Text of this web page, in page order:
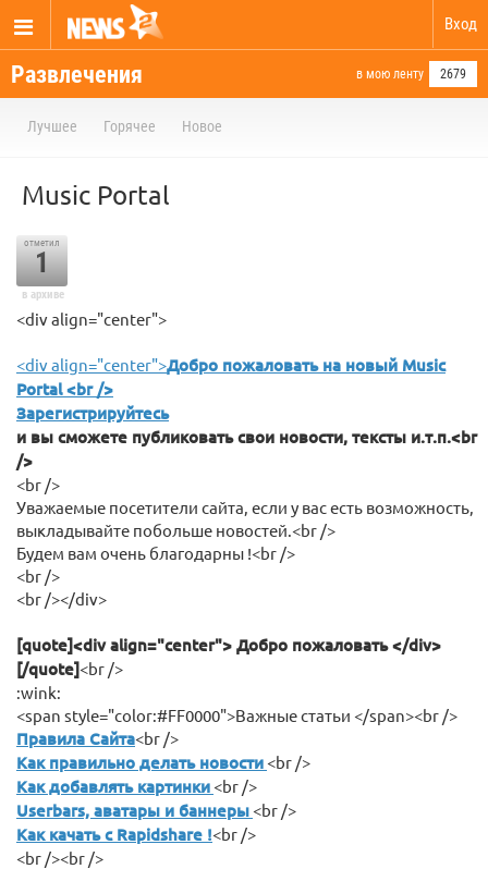
Вход
Развлечения в мою ленту 2679
Лучшее Горячее Новое
Music Portal
отметил
1
в архиве
<div align="center">
<div align="center">Добро пожаловать на новый Music
Portal <br />
Зарегистрируйтесь
и вы сможете публиковать свои новости, тексты и.т.п.<br
/>
<br />
Уважаемые посетители сайта, если у вас есть возможность,
выкладывайте побольше новостей.<br />
Будем вам очень благодарны !<br />
<br />
<br /></div>
[quote]<div align="center"> Добро пожаловать </div>
[/quote]<br />
:wink:
<span style="color:#FF0000">Важные статьи </span><br />
Правила Сайта<br />
Как правильно делать новости <br />
Как добавлять картинки <br />
Userbars, аватары и баннеры <br />
Как качать с Rapidshare !<br />
<br /><br />